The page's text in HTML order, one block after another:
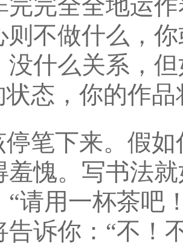
完完全全地运
则不做什么，
没什么关系，
状态，你的作
停笔下来。假
羞愧。写书法
“请用一杯茶吧
告诉你：“不！